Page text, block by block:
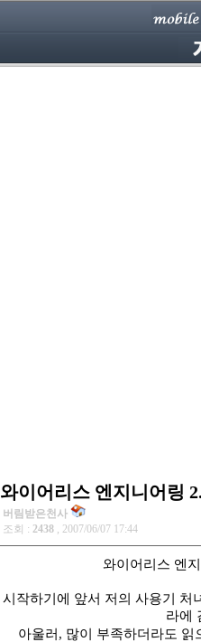
와이어리스 엔지니어링
버림받은천사
조회 : 2438 , 2007/06/07 17:44
와이어리스 엔
시작하기에 앞서 저의 사용기 처
라에
아울러, 많이 부족하더라도